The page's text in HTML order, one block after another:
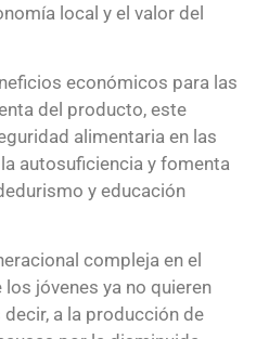
local y el valor del
económicos para las
del producto, este
alimentaria en las
autosuficiencia y fomenta
y educación
compleja en el
jóvenes ya no quieren
a la producción de